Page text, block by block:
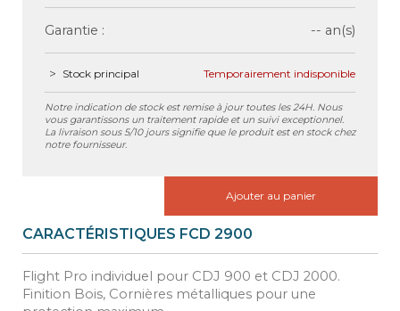
Garantie : -- an(s)
Stock principal Temporairement indisponible
Notre indication de stock est remise à jour toutes les 24H. Nous
vous garantissons un traitement rapide et un suivi exceptionnel.
La livraison sous 5/10 jours signifie que le produit est en stock chez
notre fournisseur.
Ajouter au panier
CARACTÉRISTIQUES FCD 2900
Flight Pro individuel pour CDJ 900 et CDJ 2000.
Finition Bois, Cornières métalliques pour une